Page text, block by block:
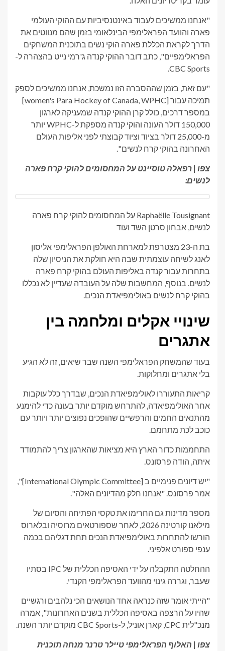
"אנחנו ממשיכים לעבוד באינטנסיביות עם ההוקי העולמי
פארה והוועד הפראלימפי הבינלאומי בזמן שהם מנווטים את
הדרך לקראת הכללת פארה הוקי נשים בתוכנית המשחקים
הפראלימפיים", כתב דובר ההוקי קנדה ג'רמי נייט בהצהרה ל-
CBC Sports.
"עם זאת, בזמן שההסברה הזו נמשכת, אנחנו ממשיכים לספק
תמיכה עבור [women's Para Hockey of Canada, WPHC]
במספר דרכים, כולל קרן ההוקי קנדה שמעניקה לארגון
150,000 דולר העונה והוקי קנדה מספקת ל-WPHC יותר
מ-25,000 דולר בציוד וציוד קבוצתי לפני אליפות העולם
האחרונה בהוקי קרח לנשים".
צפו | רפאלה טוסיינט על המחסומים להוקי קרח פארה
לנשים:
Raphaëlle Tousignant על המחסומים להוקי קרח פארה
לנשים, אבחון סרטן השד ועוד
בת ה-23 מצטרפת למארחת האולפן הפראלימפי אליסון
לאנג לשיחה עוצמתית שבה היא חולקת את הניסיון שלה
בתחרות עבור קנדה באליפות העולם בהוקי קרח פארה
לנשים. בנוסף, המחשבות שלה על העובדה שעדיין לא נכללו
בהוקי קרח לנשים באולימפיאדת הנכים.
שינויי אקלים ומלחמה בין
אתגרים
בעוד שהמשחק הפראלימפי השנה שבר שיאים, זה לא הגיע
בלי אתגרים ומחלוקות.
קריאות התעוררו לאולימפיאדת הנכים, שבדרך כלל עוקבות
אחר האולימפיאדה, להתרחש מוקדם יותר בעונה כדי להימנע
מהתנאים החמים והרפשיים שהופכים נפוצים יותר ויותר עם
כוכב לכת מתחמם.
התחממות כדור הארץ היא מציאות שהארגון צריך להתמודד
איתה, הודה פרסונס.
"יש דיונים פנימיים ב [International Olympic Committee]",
אמר פרסונס. "אנחנו חלק מהדיונים האלה".
מספר מדינות גם החרימו את טקסי הפתיחה והסיום של
מילאנו קורטינה 2026, לאחר שספורטאים מרוסיה ובלארוס
הורשו להתחרות באולימפיאדת הנכים תחת דגליהם בכמה
ענפי ספורט אלפיני.
ההחלטה התקבלה על ידי האסיפה הכללית של IPC בסתיו
שעבר, וגררה גינוי מהוועד הפראלימפי הקנדי.
"הייתי אומר שזה כנראה אחד הנושאים הכי נלהבים ורגשיים
שהיו על הרצפה באסיפה הכללית בשנים האחרונות", אמרה
מנכ"לית CPC, קארן אוניל, ל-CBC Sports מוקדם יותר השנה.
צפו | האלוף הפראלימפי טיילר טרנר מנחה תוכנית